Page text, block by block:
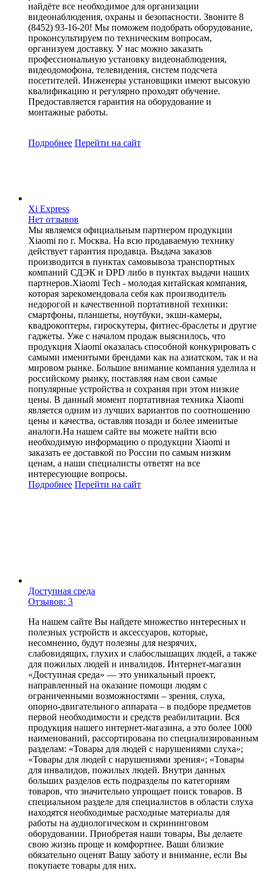
найдёте все необходимое для организации
видеонаблюдения, охраны и безопасности. Звоните 8
(8452) 93-16-20! Мы поможем подобрать оборудование,
проконсультируем по техническим вопросам,
организуем доставку. У нас можно заказать
профессиональную установку видеонаблюдения,
видеодомофона, телевидения, систем подсчета
посетителей. Инженеры установщики имеют высокую
квалификацию и регулярно проходят обучение.
Предоставляется гарантия на оборудование и
монтажные работы.
Подробнее Перейти на сайт
Xi Express
Нет отзывов
Мы являемся официальным партнером продукции
Xiaomi по г. Москва. На всю продаваемую технику
действует гарантия продавца. Выдача заказов
производится в пунктах самовывоза транспортных
компаний СДЭК и DPD либо в пунктах выдачи наших
партнеров.Xiaomi Tech - молодая китайская компания,
которая зарекомендовала себя как производитель
недорогой и качественной портативной техники:
смартфоны, планшеты, ноутбуки, экшн-камеры,
квадрокоптеры, гироскутеры, фитнес-браслеты и другие
гаджеты. Уже с началом продаж выяснилось, что
продукция Xiaomi оказалась способной конкурировать с
самыми именитыми брендами как на азиатском, так и на
мировом рынке. Большое внимание компания уделила и
российскому рынку, поставляя нам свои самые
популярные устройства и сохраняя при этом низкие
цены. В данный момент портативная техника Xiaomi
является одним из лучших вариантов по соотношению
цены и качества, оставляя позади и более именитые
аналоги.На нашем сайте вы можете найти всю
необходимую информацию о продукции Xiaomi и
заказать ее доставкой по России по самым низким
ценам, а наши специалисты ответят на все
интересующие вопросы.
Подробнее Перейти на сайт
Доступная среда
Отзывов: 3
На нашем сайте Вы найдете множество интересных и
полезных устройств и аксессуаров, которые,
несомненно, будут полезны для незрячих,
слабовидящих, глухих и слабослышащих людей, а также
для пожилых людей и инвалидов. Интернет-магазин
«Доступная среда» — это уникальный проект,
направленный на оказание помощи людям с
ограниченными возможностями – зрения, слуха,
опорно-двигательного аппарата – в подборе предметов
первой необходимости и средств реабилитации. Вся
продукция нашего интернет-магазина, а это более 1000
наименований, рассортирована по специализированным
разделам: «Товары для людей с нарушениями слуха»;
«Товары для людей с нарушениями зрения»; «Товары
для инвалидов, пожилых людей. Внутри данных
больших разделов есть подразделы по категориям
товаров, что значительно упрощает поиск товаров. В
специальном разделе для специалистов в области слуха
находятся необходимые расходные материалы для
работы на аудиологическом и скрининговом
оборудовании. Приобретая наши товары, Вы делаете
свою жизнь проще и комфортнее. Ваши близкие
обязательно оценят Вашу заботу и внимание, если Вы
покупаете товары для них.